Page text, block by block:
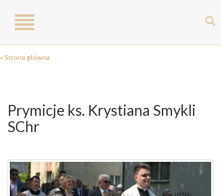
Toggle
navigation
« Strona główna
Prymicje ks. Krystiana Smykli
SChr